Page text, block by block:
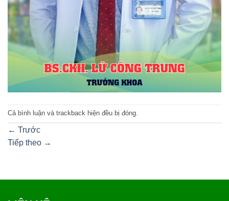
Cả bình luận và trackback hiện đều bị đóng.
← Trước
Tiếp theo →